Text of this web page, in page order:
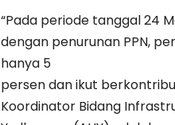
“Pada periode tanggal 24
dengan penurunan PPN,
hanya 5
persen dan ikut
Koordinator Bidang